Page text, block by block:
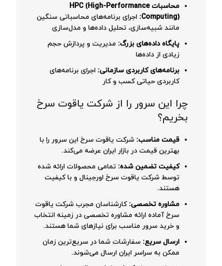
محاسبات HPC (High-Performance
Computing): اجرای برنامه‌های محاسباتی سنگین
مانند شبیه‌سازی، تحلیل داده‌ها و مدل‌سازی
پایگاه داده‌های بزرگ: مدیریت و پردازش حجم
زیادی از داده‌ها
برنامه‌های کاربردی سازمانی: اجرای برنامه‌های
کاربردی حیاتی کسب و کار
چرا این سرور را از شرکت یاقوت سرخ
بخریم؟
قیمت مناسب: شرکت یاقوت سرخ این سرور را با
بهترین قیمت در بازار ایران عرضه می‌کند.
کیفیت تضمین شده: تمامی محصولات ارائه شده
توسط شرکت یاقوت سرخ اورجینال و با کیفیت
هستند.
مشاوره تخصصی: کارشناسان مجرب شرکت یاقوت
سرخ آماده ارائه مشاوره تخصصی در زمینه انتخاب
و خرید سرور مناسب برای نیازهای شما هستند.
ارسال سریع: سفارشات شما در سریع‌ترین زمان
ممکن به سراسر ایران ارسال می‌شوند.